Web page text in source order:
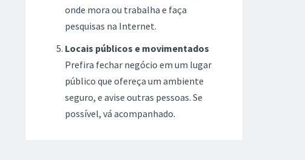
onde mora ou trabalha e faça
pesquisas na Internet.
Locais públicos e movimentados
Prefira fechar negócio em um lugar
público que ofereça um ambiente
seguro, e avise outras pessoas. Se
possível, vá acompanhado.